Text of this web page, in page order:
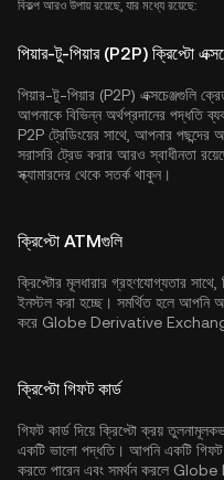
বিকল্প আরও উপায় রয়েছে, যার মধ্যে রয়েছে:
পিয়ার-টু-পিয়ার (P2P) ক্রিপ্টো
পিয়ার-টু-পিয়ার (P2P) এক্সচেঞ্জগুলি
আপনাকে বিভিন্ন অর্থপ্রদানের পদ্ধতি
P2P ট্রেডিংয়ের সাথে, আপনার পছন্দের
সরাসরি ট্রেড করার আরও স্বাধীনতা
স্ক্যামারদের থেকে সতর্ক থাকুন।
ক্রিপ্টো ATMগুলি
ক্রিপ্টোর মূলধারার গ্রহণযোগ্যতার
ইনস্টল করা হচ্ছে। সমর্থিত হলে আপনি
করে Globe Derivative
ক্রিপ্টো গিফট কার্ড
গিফট কার্ড দিয়ে ক্রিপ্টো ক্রয়
একটি ভালো পদ্ধতি। আপনি একটি গিফট
করতে পারেন এবং সমর্থন করলে